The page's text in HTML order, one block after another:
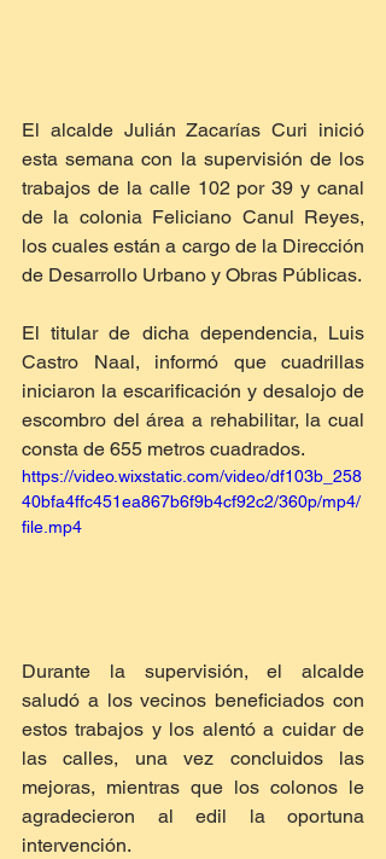
El alcalde Julián Zacarías Curi inició
esta semana con la supervisión de los
trabajos de la calle 102 por 39 y canal
de la colonia Feliciano Canul Reyes,
los cuales están a cargo de la Dirección
de Desarrollo Urbano y Obras Públicas.
El titular de dicha dependencia, Luis
Castro Naal, informó que cuadrillas
iniciaron la escarificación y desalojo de
escombro del área a rehabilitar, la cual
consta de 655 metros cuadrados.
https://video.wixstatic.com/video/df103b_258
40bfa4ffc451ea867b6f9b4cf92c2/360p/mp4/
file.mp4
Durante la supervisión, el alcalde
saludó a los vecinos beneficiados con
estos trabajos y los alentó a cuidar de
las calles, una vez concluidos las
mejoras, mientras que los colonos le
agradecieron al edil la oportuna
intervención.